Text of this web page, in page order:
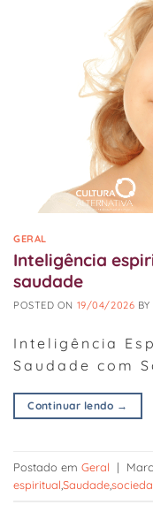
GERAL
Inteligência
saudade
POSTED ON 19/04/2026 BY
Inteligência
Saudade com
Continuar lendo →
Postado em Geral |
espiritualSaudade